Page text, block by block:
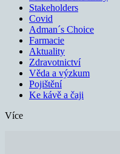
Stakeholders
Covid
Adman´s Choice
Farmacie
Aktuality
Zdravotnictví
Věda a výzkum
Pojištění
Ke kávě a čaji
Více